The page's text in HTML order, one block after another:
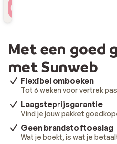
Met een goed
met Sunweb
Flexibel omboeken
Tot 6 weken voor vertrek
Laagsteprijsgarantie
Vind je jouw pakket
Geen brandstoftoeslag
Wat je boekt, is wat je